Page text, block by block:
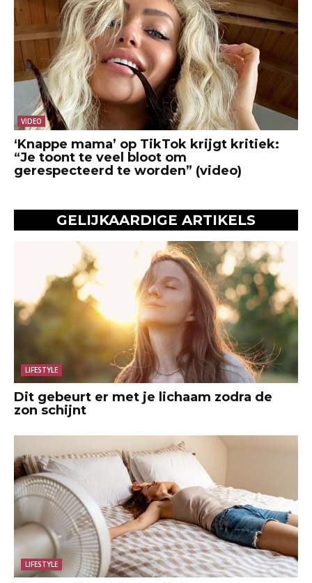
VIDEO
‘Knappe mama’ op TikTok krijgt kritiek:
“Je toont te veel bloot om
gerespecteerd te worden” (video)
GELIJKAARDIGE ARTIKELS
LIFESTYLE
Dit gebeurt er met je lichaam zodra de
zon schijnt
LIFESTYLE